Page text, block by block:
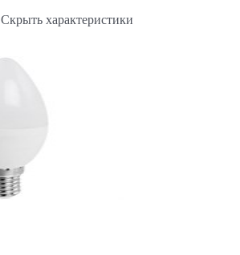
Скрыть характеристики